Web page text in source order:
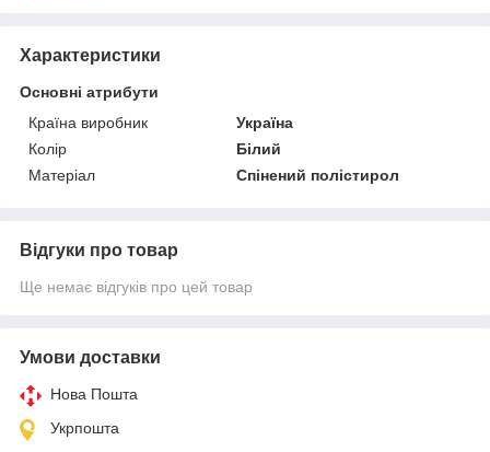
Характеристики
Основні атрибути
Країна виробник
Україна
Колір
Білий
Матеріал
Спінений полістирол
Відгуки про товар
Ще немає відгуків про цей товар
Умови доставки
Нова Пошта
Укрпошта